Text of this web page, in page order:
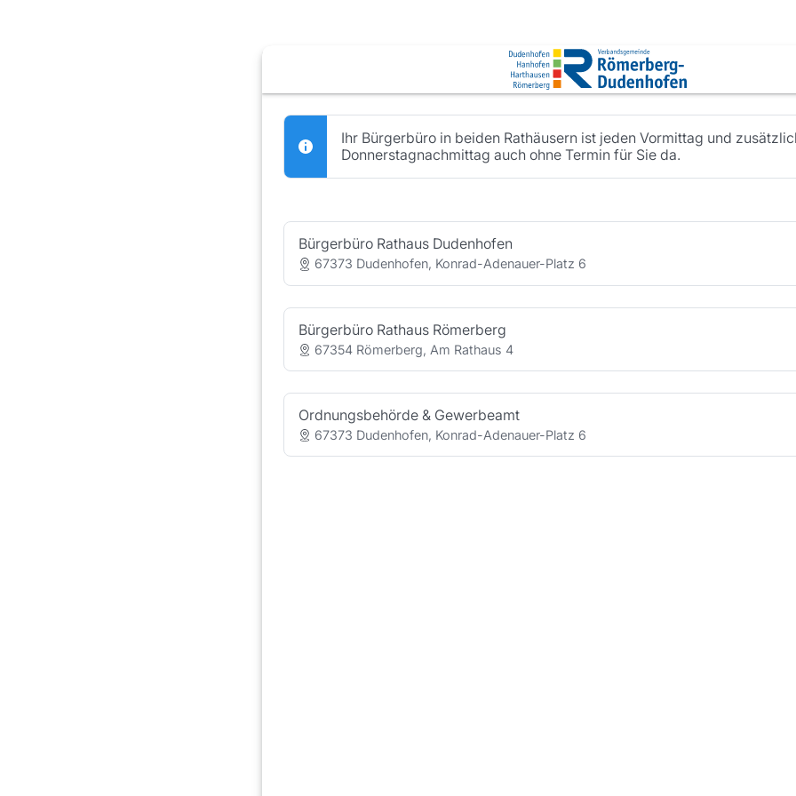
Booking step Select location
Ihr Bürgerbüro in beiden Rathäusern ist jeden Vormittag und
Donnerstagnachmittag auch ohne Termin für Sie da.
Bürgerbüro Rathaus Dudenhofen
67373 Dudenhofen, Konrad-Adenauer-Platz 6
Bürgerbüro Rathaus Römerberg
67354 Römerberg, Am Rathaus 4
Ordnungsbehörde & Gewerbeamt
67373 Dudenhofen, Konrad-Adenauer-Platz 6